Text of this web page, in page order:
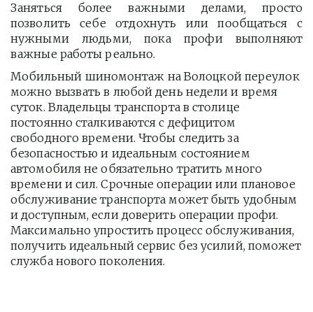
Заняться более важными делами, просто
позволить себе отдохнуть или пообщаться с
нужными людьми, пока профи выполняют
важные работы реально.
Мобильный шиномонтаж на Волоцкой переулок
можно вызвать в любой день недели и время
суток. Владельцы транспорта в столице
постоянно сталкиваются с дефицитом
свободного времени. Чтобы следить за
безопасностью и идеальным состоянием
автомобиля не обязательно тратить много
времени и сил. Срочные операции или плановое
обслуживание транспорта может быть удобным
и доступным, если доверить операции профи.
Максимально упростить процесс обслуживания,
получить идеальный сервис без усилий, поможет
служба нового поколения.